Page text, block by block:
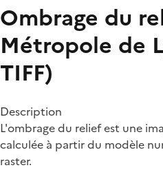
Ombrage du
Métropole de
TIFF)
Description
L'ombrage du relief est une
calculée à partir du modèle
raster.